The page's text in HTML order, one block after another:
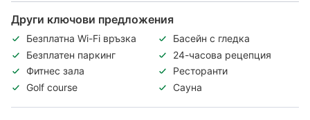
Други ключови предложения
Безплатна Wi-Fi връзка
Басейн с гледка
Безплатен паркинг
24-часова рецепция
Фитнес зала
Ресторанти
Golf course
Сауна